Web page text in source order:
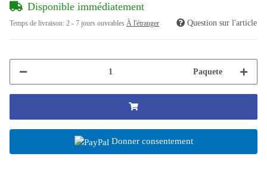
Disponible immédiatement
Temps de livraison: 2 - 7 jours ouvrables À l'étranger Question sur l'article
Paquete
Donner consentement